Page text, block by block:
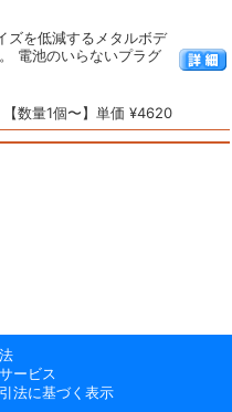
ズを低減するメタルボデ
電池のいらないプラグ
【数量1個〜】単価 ¥4620
ービス
法に基づく表示